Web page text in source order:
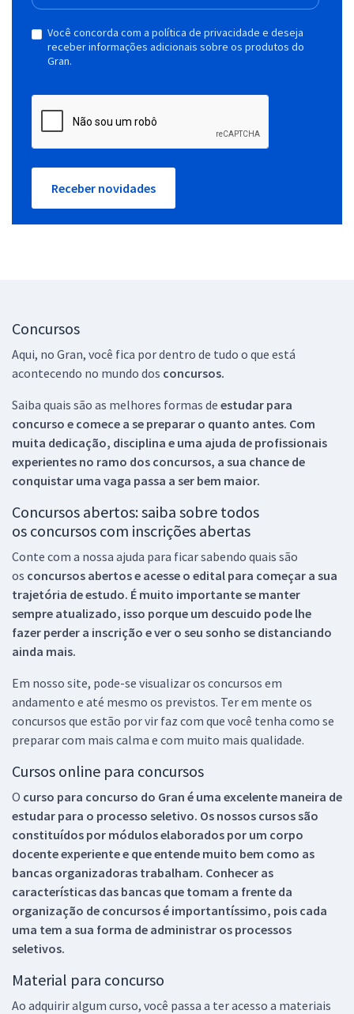
Você concorda com a política de privacidade e deseja
receber informações adicionais sobre os produtos do
Gran.
Receber novidades
Concursos
Aqui, no Gran, você fica por dentro de tudo o que está
acontecendo no mundo dos concursos.
Saiba quais são as melhores formas de estudar para
concurso e comece a se preparar o quanto antes. Com
muita dedicação, disciplina e uma ajuda de profissionais
experientes no ramo dos concursos, a sua chance de
conquistar uma vaga passa a ser bem maior.
Concursos abertos: saiba sobre todos
os concursos com inscrições abertas
Conte com a nossa ajuda para ficar sabendo quais são
os concursos abertos e acesse o edital para começar a sua
trajetória de estudo. É muito importante se manter
sempre atualizado, isso porque um descuido pode lhe
fazer perder a inscrição e ver o seu sonho se distanciando
ainda mais.
Em nosso site, pode-se visualizar os concursos em
andamento e até mesmo os previstos. Ter em mente os
concursos que estão por vir faz com que você tenha como se
preparar com mais calma e com muito mais qualidade.
Cursos online para concursos
O curso para concurso do Gran é uma excelente maneira de
estudar para o processo seletivo. Os nossos cursos são
constituídos por módulos elaborados por um corpo
docente experiente e que entende muito bem como as
bancas organizadoras trabalham. Conhecer as
características das bancas que tomam a frente da
organização de concursos é importantíssimo, pois cada
uma tem a sua forma de administrar os processos
seletivos.
Material para concurso
Ao adquirir algum curso, você passa a ter acesso a materiais